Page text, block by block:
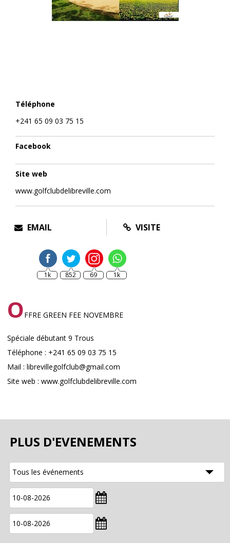
Téléphone
+241 65 09 03 75 15
Facebook
Site web
www.golfclubdelibreville.com
EMAIL VISITE
1k 852 69 1k
OFFRE GREEN FEE NOVEMBRE
Spéciale débutant 9 Trous
Téléphone : +241 65 09 03 75 15
Mail : librevillegolfclub@gmail.com
Site web : www.golfclubdelibreville.com
PLUS D'EVENEMENTS